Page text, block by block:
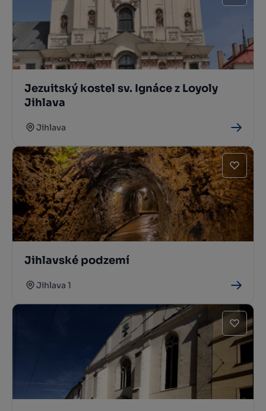
Jezuitský kostel sv. Ignáce z Loyoly
Jihlava
Jihlava
Jihlavské podzemí
Jihlava 1